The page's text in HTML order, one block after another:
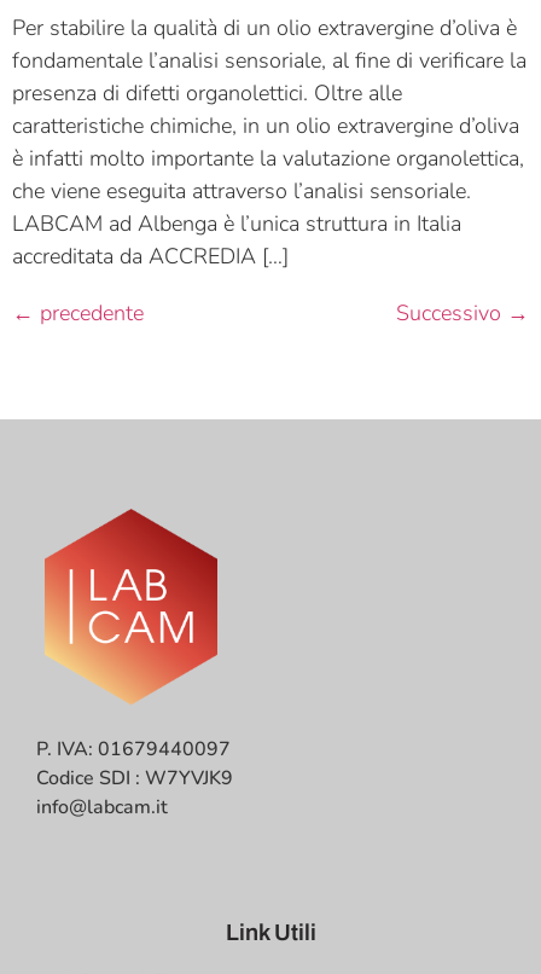
Per stabilire la qualità di un olio extravergine d’oliva è
fondamentale l’analisi sensoriale, al fine di verificare la
presenza di difetti organolettici. Oltre alle
caratteristiche chimiche, in un olio extravergine d’oliva
è infatti molto importante la valutazione organolettica,
che viene eseguita attraverso l’analisi sensoriale.
LABCAM ad Albenga è l’unica struttura in Italia
accreditata da ACCREDIA […]
← precedente Successivo →
P. IVA: 01679440097
Codice SDI : W7YVJK9
info@labcam.it
Link Utili